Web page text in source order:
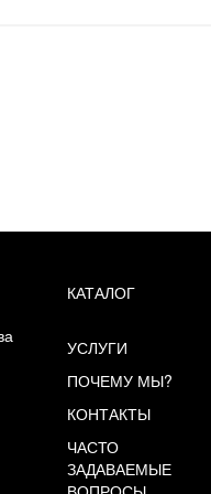
два больших
КАТАЛОГ
УСЛУГИ
ПОЧЕМУ МЫ?
КОНТАКТЫ
ЧАСТО
ЗАДАВАЕМЫЕ